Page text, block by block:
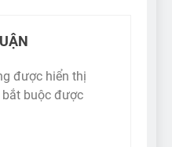
được hiển thị
bắt buộc được